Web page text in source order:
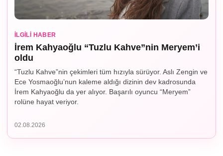
İLGILI HABER
İrem Kahyaoğlu “Tuzlu Kahve”nin Meryem’i
oldu
“Tuzlu Kahve”nin çekimleri tüm hızıyla sürüyor. Aslı Zengin ve
Ece Yosmaoğlu’nun kaleme aldığı dizinin dev kadrosunda
İrem Kahyaoğlu da yer alıyor. Başarılı oyuncu “Meryem”
rolüne hayat veriyor.
02.08.2026